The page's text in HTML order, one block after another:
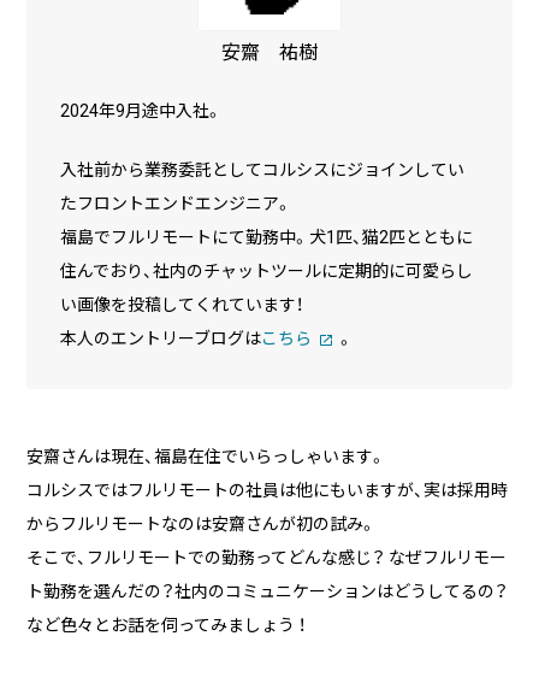
企業様に合わせたCMS Platformを提供することでビジネスを加
BLOG
2026/08/04 自己紹介
6月に入社しました眞鍋です。
てくれた1時間の業務記録
2026/07/27 技術ブログ
Movable Type と WordPress の DB 接続
情報を AWS Secrets Manager で管理す
安齋 祐樹
2024年9月途中入社。
入社前から業務委託としてコルシスにジョインしてい
たフロントエンドエンジニア。
福島でフルリモートにて勤務中。犬1匹、猫2匹とともに
住んでおり、社内のチャットツールに定期的に可愛らし
い画像を投稿してくれています！
本人のエントリーブログはこちら 。
安齋さんは現在、福島在住でいらっしゃいます。
コルシスではフルリモートの社員は他にもいますが、実は採用時
からフルリモートなのは安齋さんが初の試み。
そこで、フルリモートでの勤務ってどんな感じ？ なぜフルリモー
ト勤務を選んだの？社内のコミュニケーションはどうしてるの？
など色々とお話を伺ってみましょう ！